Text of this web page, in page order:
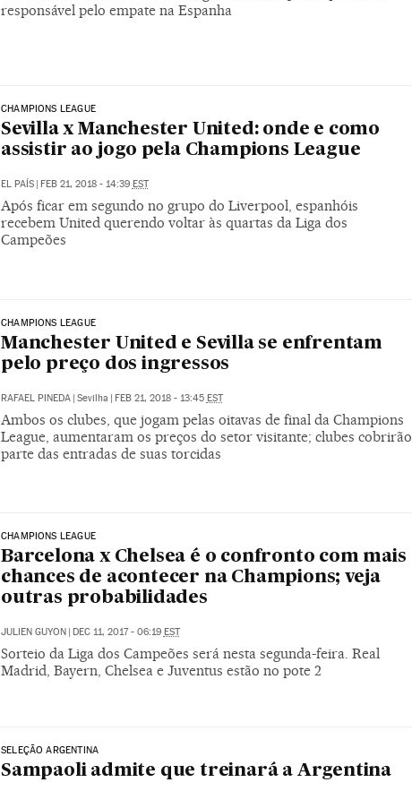
responsável pelo empate na Espanha
CHAMPIONS LEAGUE
Sevilla x Manchester United: onde e como
assistir ao jogo pela Champions League
EL PAÍS FEB 21, 2018 - 14:39 EST
Após ficar em segundo no grupo do Liverpool, espanhóis
recebem United querendo voltar às quartas da Liga dos
Campeões
CHAMPIONS LEAGUE
Manchester United e Sevilla se enfrentam
pelo preço dos ingressos
RAFAEL PINEDA | Sevilha | FEB 21, 2018 - 13:45 EST
Ambos os clubes, que jogam pelas oitavas de final da Champions
League, aumentaram os preços do setor visitante; clubes cobrirão
parte das entradas de suas torcidas
CHAMPIONS LEAGUE
Barcelona x Chelsea é o confronto com mais
chances de acontecer na Champions; veja
outras probabilidades
JULIEN GUYON | DEC 11, 2017 - 06:19 EST
Sorteio da Liga dos Campeões será nesta segunda-feira. Real
Madrid, Bayern, Chelsea e Juventus estão no pote 2
SELEÇÃO ARGENTINA
Sampaoli admite que treinará a Argentina